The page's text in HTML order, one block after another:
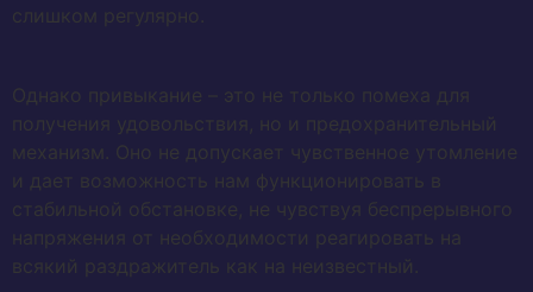
слишком регулярно.
Однако привыкание – это не только помеха для
получения удовольствия, но и предохранительный
механизм. Оно не допускает чувственное утомление
и дает возможность нам функционировать в
стабильной обстановке, не чувствуя беспрерывного
напряжения от необходимости реагировать на
всякий раздражитель как на неизвестный.